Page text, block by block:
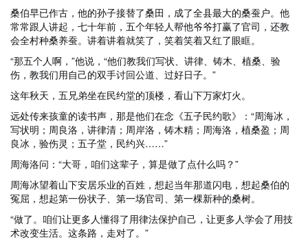
桑伯早已作古，他的孙子接替了桑田，成了全县最大的桑蚕户。他
常常跟人讲起，七十年前，五个年轻人帮他爷爷打赢了官司，还教
会全村种桑养蚕。讲着讲着就笑了，笑着笑着又红了眼眶。
“那五个人啊，”他说，“他们教我们写状、讲律、铸木、植桑、验
伤，教我们用自己的双手讨回公道、过好日子。”
这年秋天，五兄弟坐在民约堂的顶楼，看山下万家灯火。
远处传来孩童的读书声，那是他们在念《五子民约歌》：“周海冰，
写状明；周良洛，讲律清；周岸洛，铸木精；周海洛，植桑盈；周
良冰，验伤灵；五子堂，民约兴……”
周海洛问：“大哥，咱们这辈子，算是做了点什么吗？”
周海冰望着山下安居乐业的百姓，想起当年那道闪电，想起桑伯的
冤屈，想起第一份状子、第一场官司、第一棵新种的桑树。
“做了。咱们让更多人懂得了用律法保护自己，让更多人学会了用技
术改变生活。这条路，走对了。”